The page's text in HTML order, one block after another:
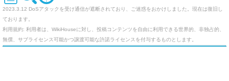
2023.3.12 DoSアタックを受け通信が遮断されており、ご迷惑をおかけしました。現在は復旧し
ております。
利用規約: 利用者は、WikiHouseに対し、投稿コンテンツを自由に利用できる世界的、非独占的、
無償、サブライセンス可能かつ譲渡可能な許諾ライセンスを付与するものとします。